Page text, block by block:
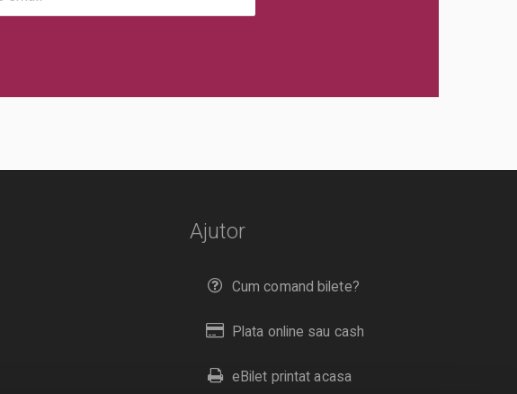
Ajutor
Cum comand bilete?
Plata online sau cash
eBilet printat acasa